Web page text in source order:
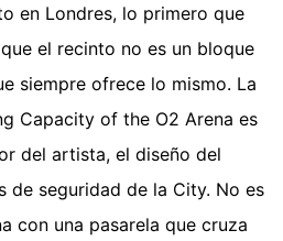
en Londres, lo primero que
el recinto no es un bloque
siempre ofrece lo mismo. La
Capacity of the O2 Arena es
del artista, el diseño del
de seguridad de la City. No es
con una pasarela que cruza